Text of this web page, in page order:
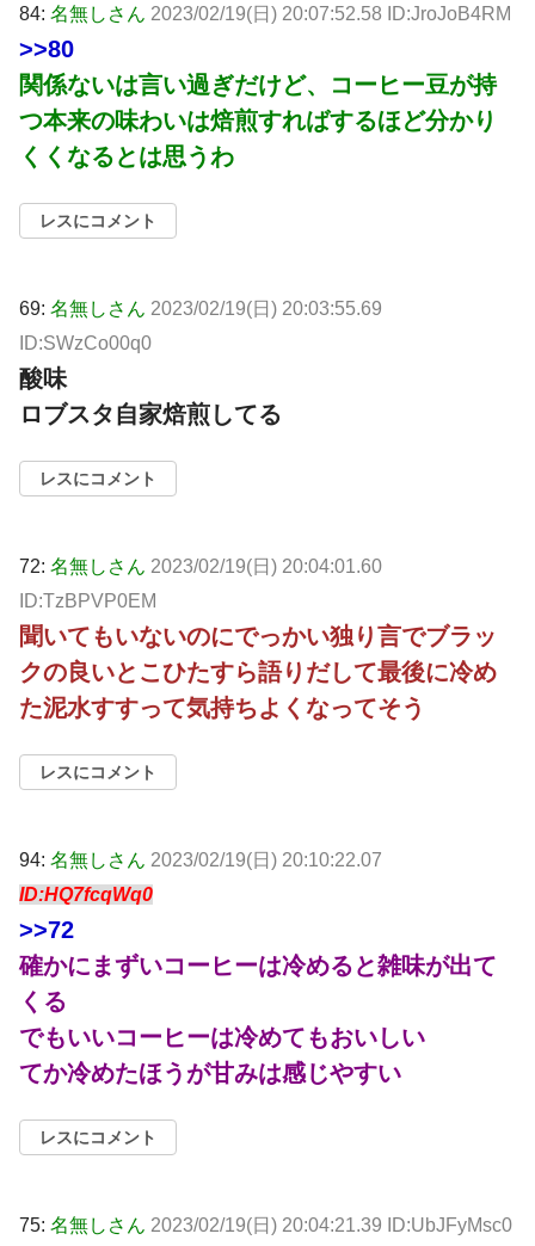
84: 名無しさん 2023/02/19(日) 20:07:52.58 ID:JroJoB4RM
>>80
関係ないは言い過ぎだけど、コーヒー豆が持
つ本来の味わいは焙煎すればするほど分かり
くくなるとは思うわ
レスにコメント
69: 名無しさん 2023/02/19(日) 20:03:55.69
ID:SWzCo00q0
酸味
ロブスタ自家焙煎してる
レスにコメント
72: 名無しさん 2023/02/19(日) 20:04:01.60
ID:TzBPVP0EM
聞いてもいないのにでっかい独り言でブラッ
クの良いとこひたすら語りだして最後に冷め
た泥水すすって気持ちよくなってそう
レスにコメント
94: 名無しさん 2023/02/19(日) 20:10:22.07
ID:HQ7fcqWq0
>>72
確かにまずいコーヒーは冷めると雑味が出て
くる
でもいいコーヒーは冷めてもおいしい
てか冷めたほうが甘みは感じやすい
レスにコメント
75: 名無しさん 2023/02/19(日) 20:04:21.39 ID:UbJFyMsc0